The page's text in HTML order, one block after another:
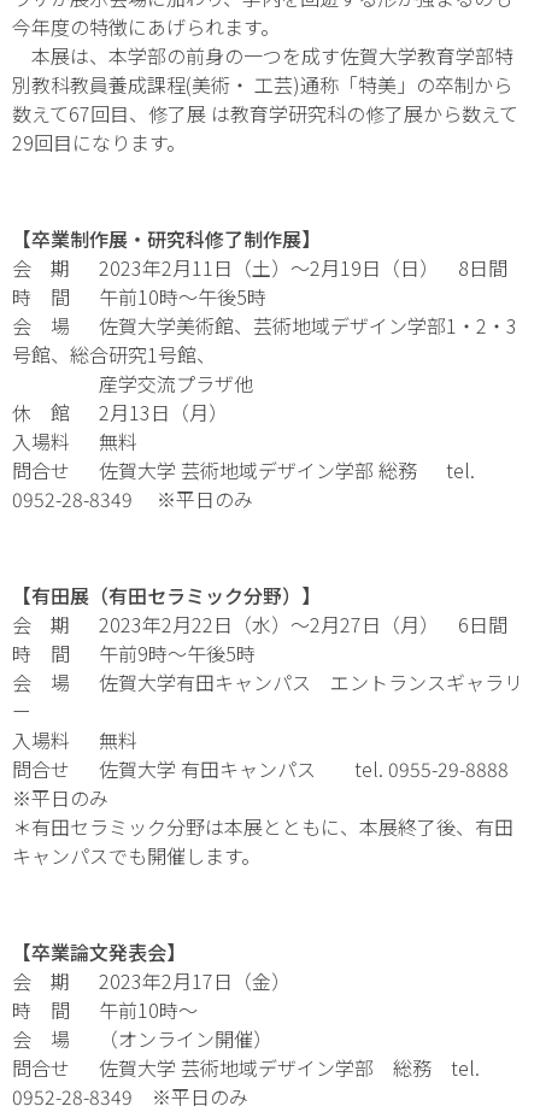
今年度の特徴にあげられます。
本展は、本学部の前身の一つを成す佐賀大学教育学部特
別教科教員養成課程(美術・ 工芸)通称「特美」の卒制から
数えて67回目、修了展 は教育学研究科の修了展から数えて
29回目になります。
【卒業制作展・研究科修了制作展】
会 期 2023年2月11日（土）～2月19日（日） 8日間
時 間 午前10時～午後5時
会 場 佐賀大学美術館、芸術地域デザイン学部1・2・3
号館、総合研究1号館、
産学交流プラザ他
休 館 2月13日（月）
入場料 無料
問合せ 佐賀大学 芸術地域デザイン学部 総務 tel.
0952-28-8349 ※平日のみ
【有田展（有田セラミック分野）】
会 期 2023年2月22日（水）～2月27日（月） 6日間
時 間 午前9時～午後5時
会 場 佐賀大学有田キャンパス エントランスギャラリ
ー
入場料 無料
問合せ 佐賀大学 有田キャンパス tel. 0955-29-8888
※平日のみ
＊有田セラミック分野は本展とともに、本展終了後、有田
キャンパスでも開催します。
【卒業論文発表会】
会 期 2023年2月17日（金）
時 間 午前10時〜
会 場 （オンライン開催）
問合せ 佐賀大学 芸術地域デザイン学部 総務 tel.
0952-28-8349 ※平日のみ